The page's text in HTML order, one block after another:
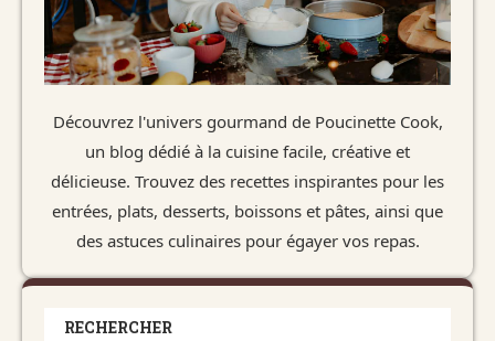
Découvrez l'univers gourmand de Poucinette Cook,
un blog dédié à la cuisine facile, créative et
délicieuse. Trouvez des recettes inspirantes pour les
entrées, plats, desserts, boissons et pâtes, ainsi que
des astuces culinaires pour égayer vos repas.
RECHERCHER